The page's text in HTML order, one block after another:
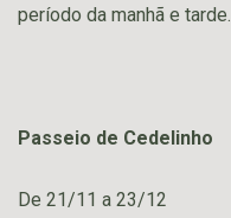
período da manhã e tarde.
Passeio de Cedelinho
De 21/11 a 23/12